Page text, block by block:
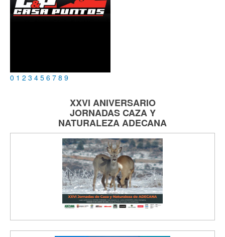
0 1 2 3 4 5 6 7 8 9
XXVI ANIVERSARIO
JORNADASCAZA Y
NATURALEZAADECANA